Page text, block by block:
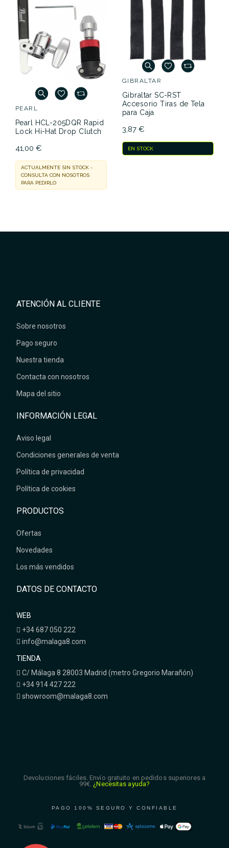
Bombo 6
Cromo
15,90 € 15,30 € 14,00 €
No hay características para comparar
PEARL
Pearl HCL-205DQR Rapid
Lock Hi-Hat Drop Clutch
41,00 €
ACTUALMENTE SIN STOCK -
CONSULTA CON NOSOTROS
PARA PEDIRLO
GIBRALTAR
Gibraltar SC-RST
Accesorio Tiras de Tela
para Caja
3,87 €
EN STOCK
ATENCIÓN AL CLIENTE
Sobre nosotros
Pago seguro
Nuestra tienda
Contacta con nosotros
Mapa del sitio
INFORMACIÓN LEGAL
Aviso legal
Condiciones generales de venta
Política de privacidad
Política de cookies
PRODUCTOS
Ofertas
Novedades
Los más vendidos
DATOS DE CONTACTO
WEB
+34 687 050 222
info@malaga8.com
TIENDA
C/ Málaga 8 28003 Madrid (metro Gregorio Marañón)
+34 914 427 222
showroom@malaga8.com
Devoluciones fáciles. Envío gratuito en pedidos superiores a
99€. ¿Necesitas ayuda?
PAGO 100% SEGURO Y CONFIABLE